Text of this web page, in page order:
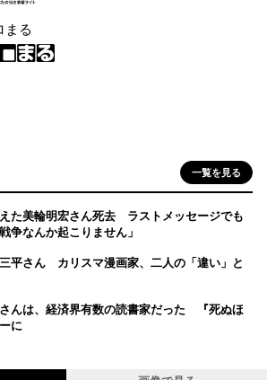
まる
一覧を見る
た美輪明宏さん死去 ラストメッセージでも
なんか起こりません」
平さん カリスマ漫画家、二人の「違い」と
んは、経済界有数の読書家だった 『死ぬほ
に